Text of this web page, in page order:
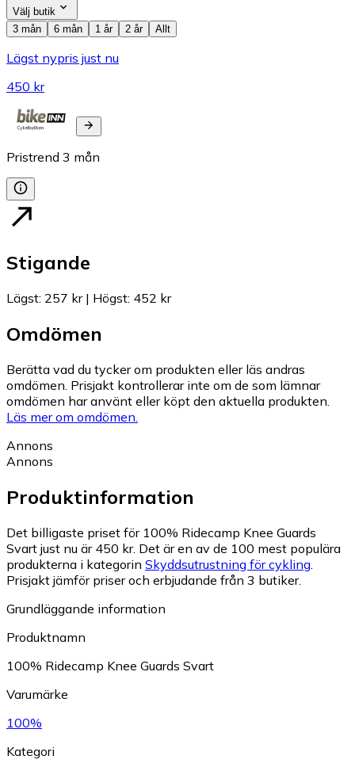
Välj butik
3 mån
6 mån 1 år 2 år Allt
Lägst nypris just nu
450 kr
Pristrend 3 mån
Stigande
Lägst: 257 kr| Högst: 452 kr
Omdömen
Berätta vad du tycker om produkten eller läs andras
omdömen. Prisjakt kontrollerar inte om de som lämnar
omdömen har använt eller köpt den aktuella produkten.
Läs mer om omdömen.
Annons
Annons
Produktinformation
Det billigaste priset för 100% Ridecamp Knee Guards
Svart just nu är 450 kr. Det är en av de 100 mest populära
produkterna i kategorin Skyddsutrustning för cykling.
Prisjakt jämför priser och erbjudande från 3 butiker.
Grundläggande information
Produktnamn
100% Ridecamp Knee Guards Svart
Varumärke
100%
Kategori